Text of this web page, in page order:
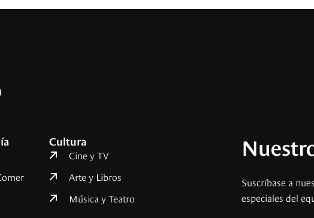
Cultura
Cine y TV
Arte y Libros
Música y Teatro
Suscríbase a
especiales del